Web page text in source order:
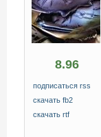
8.96
подписаться rss
скачать fb2
скачать rtf